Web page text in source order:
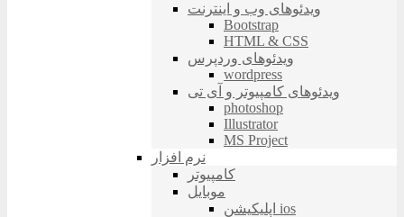
ویدئوهای وب و اینترنت
Bootstrap
HTML & CSS
ویدئوهای وردپرس
wordpress
ویدئوهای کامپیوتر و آی تی
photoshop
Illustrator
MS Project
نرم افزار
کامپیوتر
موبایل
اپلیکیشن ios